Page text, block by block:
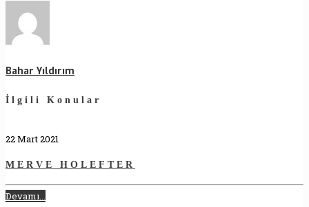
Bahar Yıldırım
İlgili Konular
22 Mart 2021
MERVE HOLEFTER
Devamı...